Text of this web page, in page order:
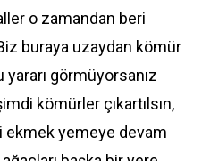
o zamandan beri
buraya uzaydan kömür
görmüyorsanız
kömürler çıkartılsın,
ekmek yemeye devam